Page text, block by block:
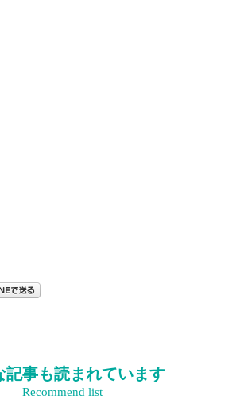
記事も読まれています
Recommend list